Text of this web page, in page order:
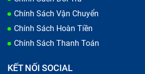
Chính Sách Vận Chuyển
Chính Sách Hoàn Tiền
Chính Sách Thanh Toán
KẾT NỐI SOCIAL